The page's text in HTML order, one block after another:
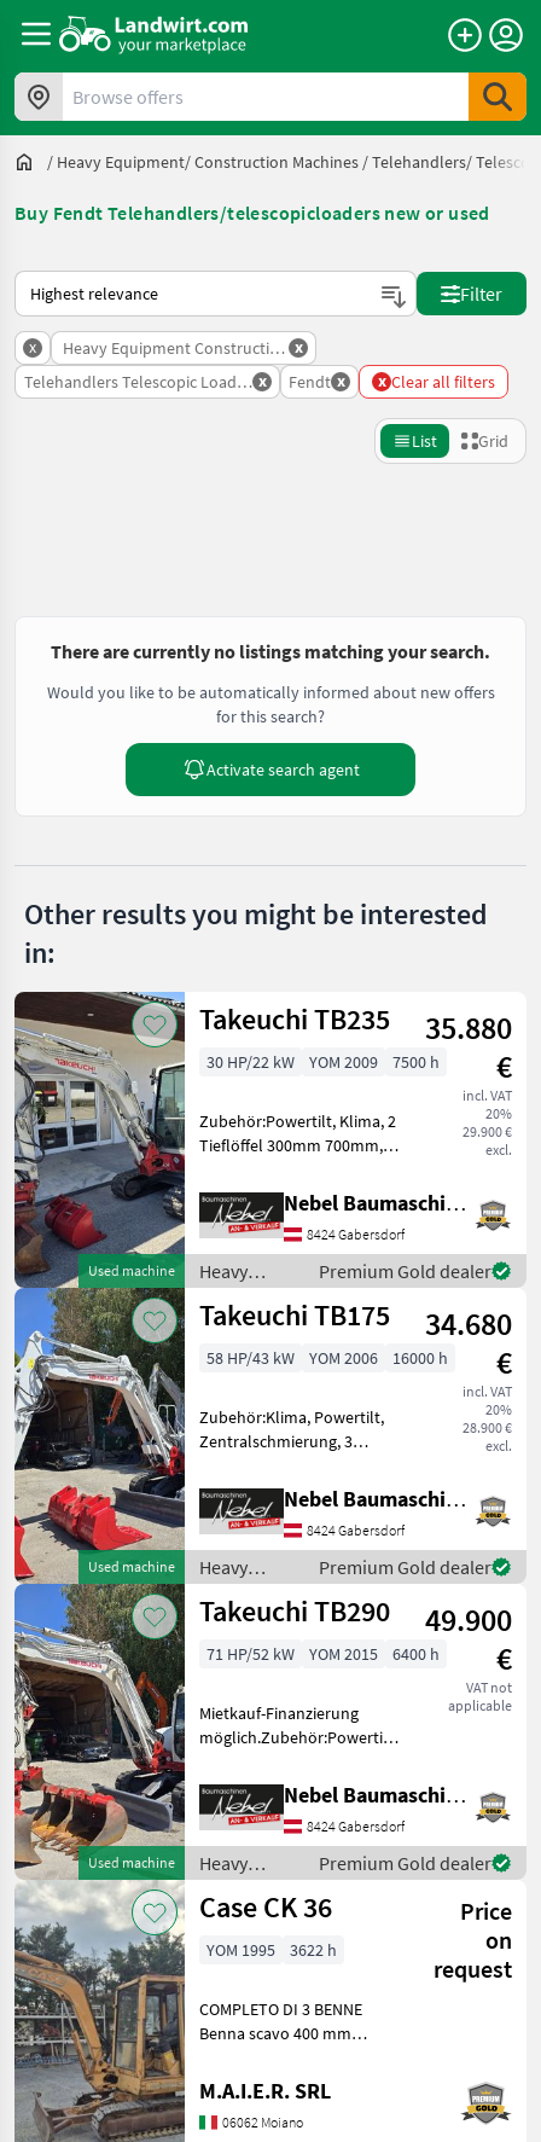
Browse offers
/ Heavy Equipment/ Construction Machines /Telehandlers/
Buy Fendt Telehandlers/telescopicloaders new or used
This is how sorting works on Landwirt.com
Filter
x Heavy Equipment Construction Machines
x
Telehandlers Telescopic Loadersx Fendt x x Clear all filters
List Grid
There are currently no listings matching your search.
Would you like to be automatically informed about new offers
for this search?
Activate search agent
Other results you might be interested
in:
Used machine
Takeuchi TB235
35.880
€
incl. VAT
20%
29.900 €
excl.
30 HP/22 kW YOM 2009 7500 h
Zubehör:Powertilt, Klima, 2
Tieflöffel 300mm 700mm,
1200mm.Hydraulikpumpe
wurde bei
7000Std.Erneuert. Heavy
equipment/ construction
machines Mini exca
Nebel Baumaschinen
8424 Gabersdorf
Heavy
equipment/
construction
Takeuchi
Premium Gold dealer
Used machine
Takeuchi TB175
34.680
€
incl. VAT
20%
28.900 €
excl.
58 HP/43 kW YOM 2006 16000 h
Zubehör:Klima, Powertilt,
Zentralschmierung, 3
900mm, 1Böschungslöffel
1500mm.Hydraulikpumpe
vor 1000Std.erneuert. Fuel:
Diesel Heavy equipment/ c
Nebel Baumaschinen
8424 Gabersdorf
Heavy
equipment/
construction
Takeuchi
Premium Gold dealer
Used machine
Takeuchi TB290
49.900
€
VAT not
applicable
71 HP/52 kW YOM 2015 6400 h
Mietkauf-Finanzierung
möglich.Zubehör:Powertilt-
600mm 900mm,
1Böschungslöffel 1500mm
Fuel: Diesel Heavy
equipment/ construction
machines Mini
Nebel Baumaschinen
8424 Gabersdorf
Heavy
equipment/
construction
Takeuchi
Premium Gold dealer
Case CK 36
Price
on
request
YOM 1995 3622 h
COMPLETO DI 3 BENNE
Benna scavo 400 mm
Benna liscia 1400 mm
Heavy equipment/
construction machines Mini
M.A.I.E.R. SRL
06062 Moiano